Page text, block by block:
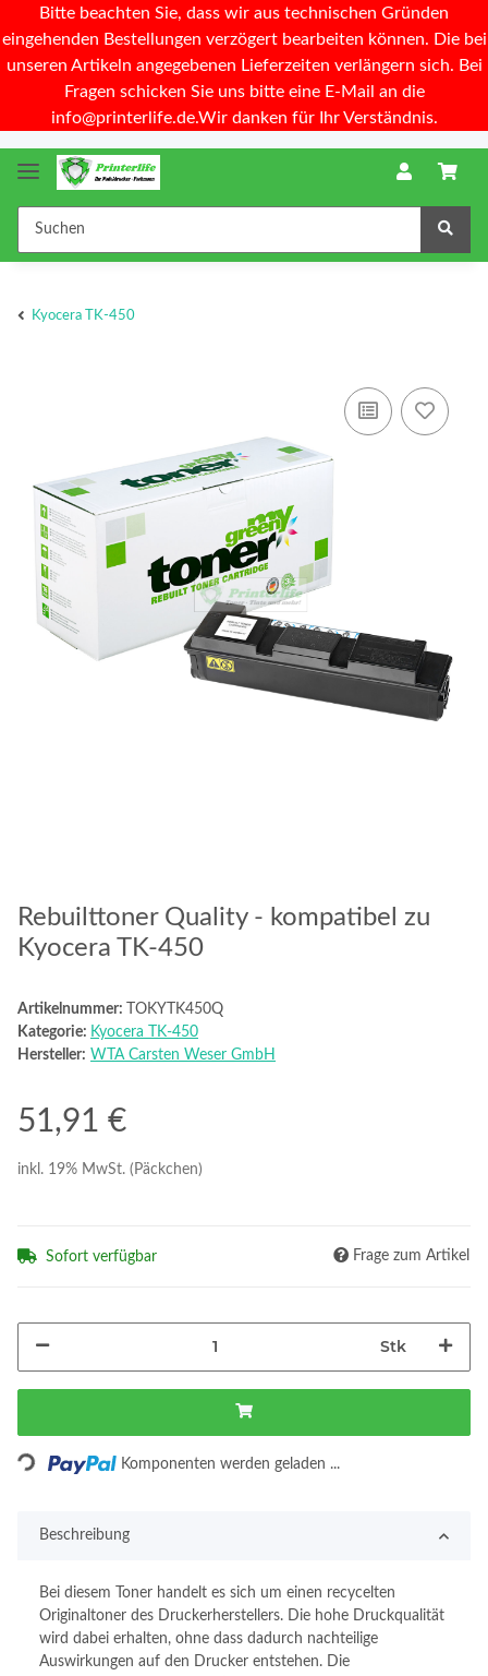
Bitte beachten Sie, dass wir aus technischen Gründen
eingehenden Bestellungen verzögert bearbeiten können. Die bei
unseren Artikeln angegebenen Lieferzeiten verlängern sich. Bei
Fragen schicken Sie uns bitte eine E-Mail an die
info@printerlife.de.Wir danken für Ihr Verständnis.
Kyocera TK-450
Rebuilttoner Quality - kompatibel zu
Kyocera TK-450
Artikelnummer:
TOKYTK450Q
Kategorie: Kyocera TK-450
Hersteller: WTA Carsten Weser GmbH
51,91 €
inkl. 19% MwSt. (Päckchen)
Sofort verfügbar Frage zum Artikel
Stk
Komponenten werden geladen ...
Beschreibung
Bei diesem Toner handelt es sich um einen recycelten
Originaltoner des Druckerherstellers. Die hohe Druckqualität
wird dabei erhalten, ohne dass dadurch nachteilige
Auswirkungen auf den Drucker entstehen. Die